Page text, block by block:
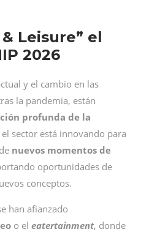
Leisure” el
2026
y el cambio en las
la pandemia, están
profunda de la
sector está innovando para
nuevos momentos de
oportunidades de
conceptos.
han afianzado
o el eatertainment, donde